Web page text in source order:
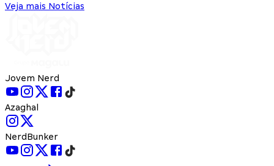
Veja mais Notícias
Jovem Nerd
Azaghal
NerdBunker